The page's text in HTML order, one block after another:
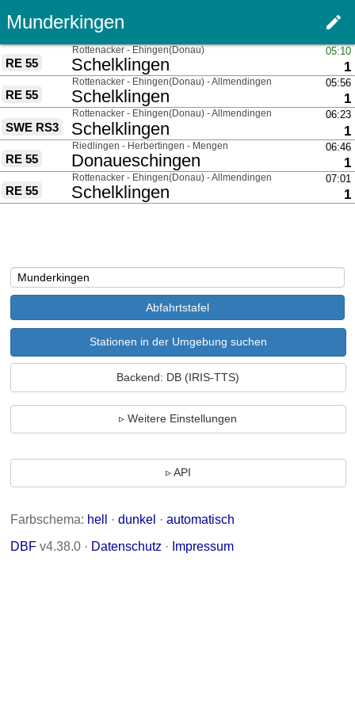
Munderkingen Menü
edit
RE 55 nach
Schelklingen
05:10
1
über
Rottenacker - Ehingen(Donau)
RE 55 nach
Schelklingen
05:56
1
über
Rottenacker - Ehingen(Donau) - Allmendingen
SWE RS3 nach
Schelklingen
06:23
1
über
Rottenacker - Ehingen(Donau) - Allmendingen
RE 55 nach
Donaueschingen
06:46
1
über
Riedlingen - Herbertingen - Mengen
RE 55 nach
Schelklingen
07:01
1
über
Rottenacker - Ehingen(Donau) - Allmendingen
Stationen in der Umgebung suchen
Backend: DB (IRIS-TTS)
Weitere Einstellungen
API
Farbschema: hell ·dunkel ·automatisch
DBF v4.38.0 · Datenschutz · Impressum